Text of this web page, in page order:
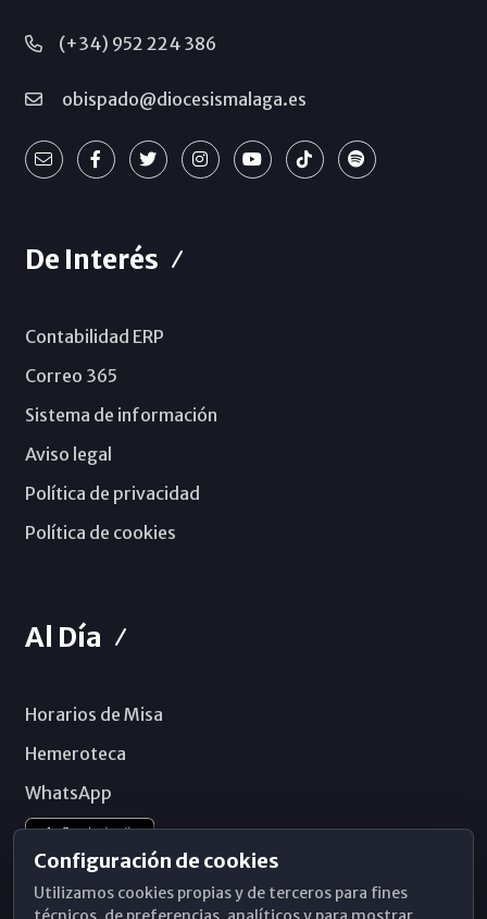
(+34) 952 224 386
obispado@diocesismalaga.es
De Interés
Contabilidad ERP
Correo 365
Sistema de información
Aviso legal
Política de privacidad
Política de cookies
Al Día
Horarios de Misa
Hemeroteca
WhatsApp
Configuración de cookies
Utilizamos cookies propias y de terceros para fines